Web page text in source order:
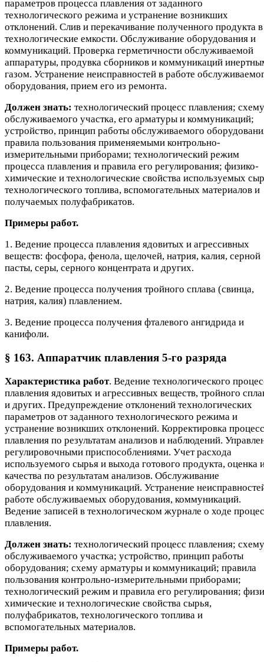
параметров процесса плавления от заданного
технологического режима и устранение возникших
отклонений. Слив и перекачивание полученного продукта в
технологические емкости. Обслуживание оборудования и
коммуникаций. Проверка герметичности обслуживаемой
аппаратуры, продувка сборников и коммуникаций
газом. Устранение неисправностей в работе
оборудования, прием его из ремонта.
Должен знать: технологический процесс плавления; схему
обслуживаемого участка, его арматуры и коммуникаций;
устройство, принцип работы обслуживаемого
правила пользования применяемыми контрольно-
измерительными приборами; технологический режим
процесса плавления и правила его регулирования; физико-
химические и технологические свойства используемых
технологического топлива, вспомогательных материалов и
получаемых полуфабрикатов.
Примеры работ.
1. Ведение процесса плавления ядовитых и агрессивных
веществ: фосфора, фенола, щелочей, натрия, калия, серной
пасты, серы, серного концентрата и других.
2. Ведение процесса получения тройного сплава (свинца,
натрия, калия) плавлением.
3. Ведение процесса получения фталевого ангидрида и
канифоли.
§ 163. Аппаратчик плавления 5-го разряда
Характеристика работ. Ведение технологического
плавления ядовитых и агрессивных веществ, тройного
и других. Предупреждение отклонений технологических
параметров от заданного технологического режима и
устранение возникших отклонений. Корректировка
плавления по результатам анализов и наблюдений.
регулировочными приспособлениями. Учет расхода
используемого сырья и выхода готового продукта, оценка
качества по результатам анализов. Обслуживание
оборудования и коммуникаций. Устранение
работе обслуживаемых оборудования, коммуникаций.
Ведение записей в технологическом журнале о ходе
плавления.
Должен знать: технологический процесс плавления; схему
обслуживаемого участка; устройство, принцип работы
оборудования; схему арматуры и коммуникаций; правила
пользования контрольно-измерительными приборами;
технологический режим и правила его регулирования;
химические и технологические свойства сырья,
полуфабрикатов, технологического топлива и
вспомогательных материалов.
Примеры работ.